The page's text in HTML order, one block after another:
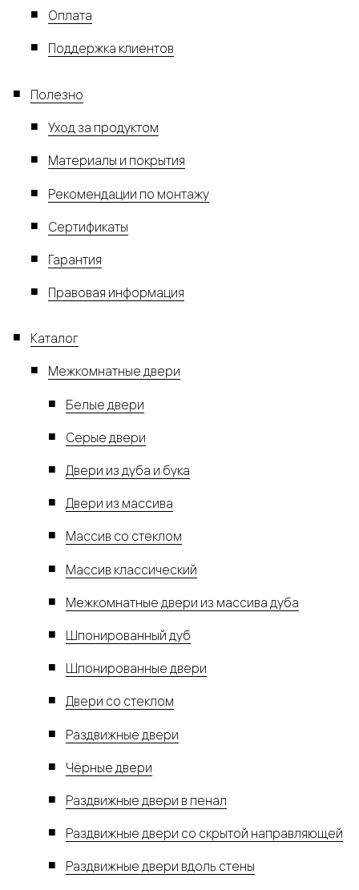
Оплата
Поддержка клиентов
Полезно
Уход за продуктом
Материалы и покрытия
Рекомендации по монтажу
Сертификаты
Гарантия
Правовая информация
Каталог
Межкомнатные двери
Белые двери
Серые двери
Двери из дуба и бука
Двери из массива
Массив со стеклом
Массив классический
Межкомнатные двери из массива дуба
Шпонированный дуб
Шпонированные двери
Двери со стеклом
Раздвижные двери
Чёрные двери
Раздвижные двери в пенал
Раздвижные двери со скрытой направляющей
Раздвижные двери вдоль стены